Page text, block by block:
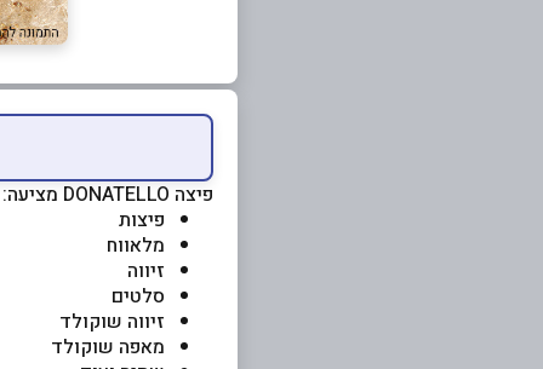
פיצה DONATELLO מציעה:
פיצות
מלאווח
זיווה
סלטים
זיווה שוקולד
מאפה שוקולד